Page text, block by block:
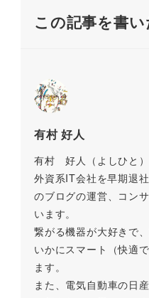
k
この記事を書い
有村 好人
有村 好人（よしひと）
外資系IT会社を早期退
のブログの運営、コン
います。
繋がる機器が大好きで
いかにスマート（快適
ます。
また、電気自動車の日